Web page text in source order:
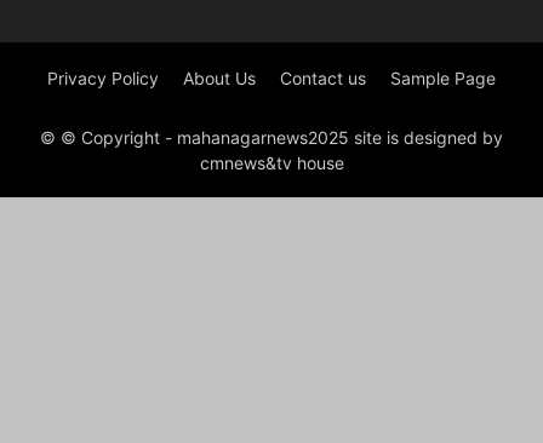
Privacy Policy About Us Contact us Sample Page
© © Copyright - mahanagarnews2025 site is designed by
cmnews&tv house